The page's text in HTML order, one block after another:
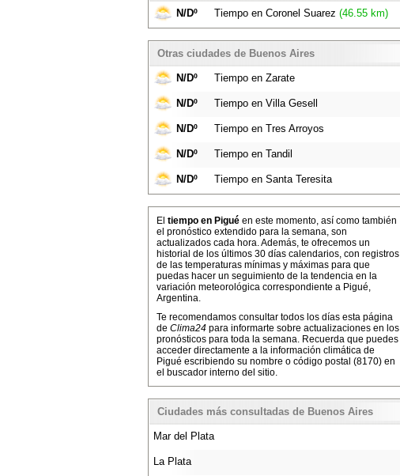
N/Dº Tiempo en Coronel Suarez (46.55 km)
Otras ciudades de Buenos Aires
N/Dº Tiempo en Zarate
N/Dº Tiempo en Villa Gesell
N/Dº Tiempo en Tres Arroyos
N/Dº Tiempo en Tandil
N/Dº Tiempo en Santa Teresita
El tiempo en Pigué en este momento, así como también
el pronóstico extendido para la semana, son
actualizados cada hora. Además, te ofrecemos un
historial de los últimos 30 días calendarios, con registros
de las temperaturas mínimas y máximas para que
puedas hacer un seguimiento de la tendencia en la
variación meteorológica correspondiente a Pigué,
Argentina.
Te recomendamos consultar todos los días esta página
de Clima24 para informarte sobre actualizaciones en los
pronósticos para toda la semana. Recuerda que puedes
acceder directamente a la información climática de
Pigué escribiendo su nombre o código postal (8170) en
el buscador interno del sitio.
Ciudades más consultadas de Buenos Aires
Mar del Plata
La Plata